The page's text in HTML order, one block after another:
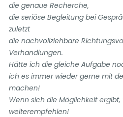
die genaue Recherche,
die seriöse Begleitung bei
zuletzt
die nachvollziehbare
Verhandlungen.
Hätte ich die gleiche Aufgabe
ich es immer wieder gerne mit
machen!
Wenn sich die Möglichkeit
weiterempfehlen!